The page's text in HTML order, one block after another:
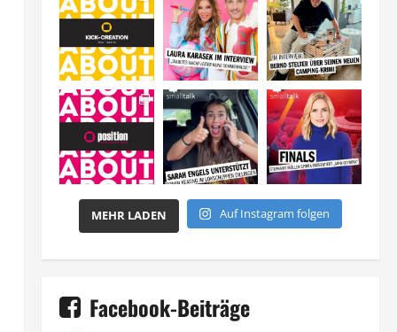
MEHR LADEN Auf Instagram folgen
Facebook-Beiträge